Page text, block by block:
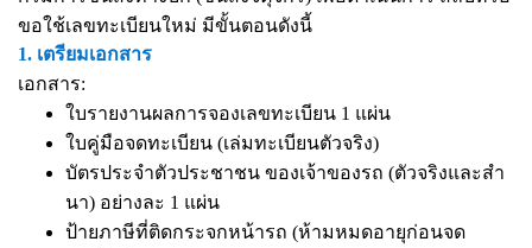
ขอใช้เลขทะเบียนใหม่ มีขั้นตอนดังนี้
1. เตรียมเอกสาร
เอกสาร:
ใบรายงานผลการจองเลขทะเบียน 1 แผ่น
ใบคู่มือจดทะเบียน (เล่มทะเบียนตัวจริง)
บัตรประจำตัวประชาชน ของเจ้าของรถ (ตัวจริงและสำ
นา) อย่างละ 1 แผ่น
ป้ายภาษีที่ติดกระจกหน้ารถ (ห้ามหมดอายุก่อนจด